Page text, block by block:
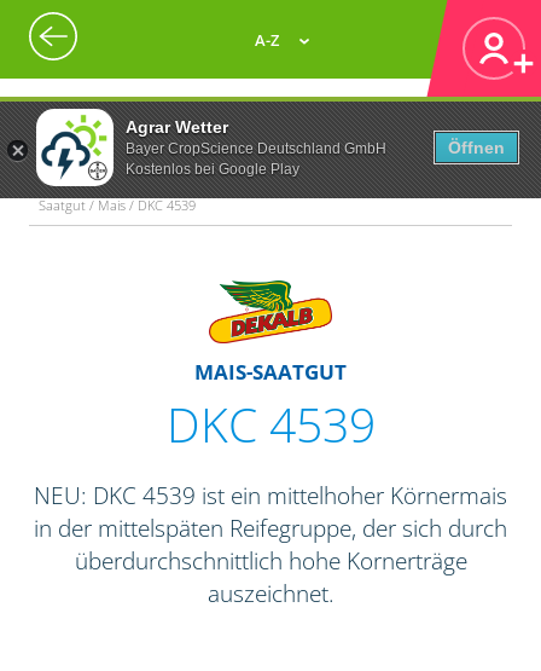
Agrar Wetter
Bayer CropScience Deutschland GmbH
Kostenlos bei Google Play
Öffnen
A-Z
Saatgut / Mais / DKC 4539
MAIS-SAATGUT
DKC 4539
NEU: DKC 4539 ist ein mittelhoher Körnermais
in der mittelspäten Reifegruppe, der sich durch
überdurchschnittlich hohe Kornerträge
auszeichnet.